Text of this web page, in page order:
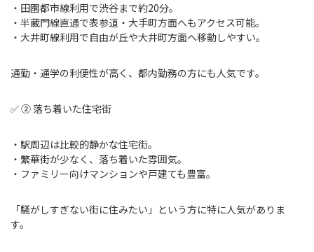
・田園都市線利用で渋谷まで約20分。
・半蔵門線直通で表参道・大手町方面へもアクセス可能。
・大井町線利用で自由が丘や大井町方面へ移動しやすい。
通勤・通学の利便性が高く、都内勤務の方にも人気です。
✅ ② 落ち着いた住宅街
・駅周辺は比較的静かな住宅街。
・繁華街が少なく、落ち着いた雰囲気。
・ファミリー向けマンションや戸建ても豊富。
「騒がしすぎない街に住みたい」という方に特に人気がありま
す。